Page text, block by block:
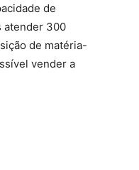
de
atender 300
de matéria-
vender a